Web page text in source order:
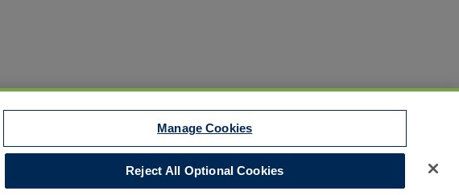
Manage Cookies
Reject All Optional Cookies